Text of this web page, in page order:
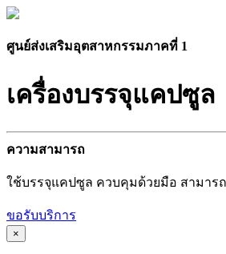
ศูนย์ส่งเสริมอุตสาหกรรมภาคที่ 1
เครื่องบรรจุแคปซูล
ความสามารถ
ใช้บรรจุแคปซูล ควบคุมด้วยมือ สามาร
ขอรับบริการ
×